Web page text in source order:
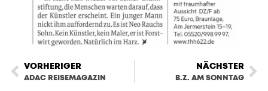
VORHERIGER
ADAC REISEMAGAZIN
NÄCHSTER
B.Z. AM SONNTAG